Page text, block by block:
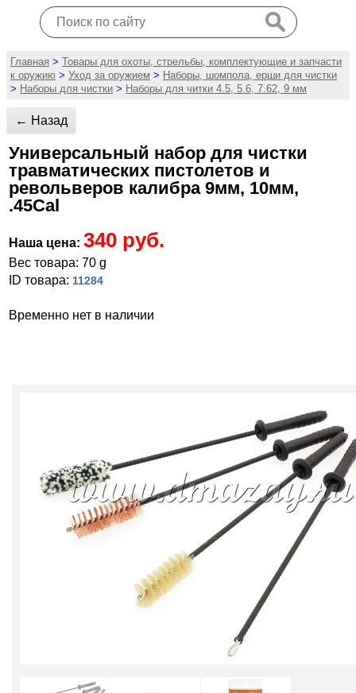
Главная > Товары для охоты, стрельбы, комплектующие и запчасти
к оружию > Уход за оружием > Наборы, шомпола, ерши для чистки
> Наборы для чистки > Наборы для читки 4.5, 5.6, 7.62, 9 мм
← Назад
Универсальный набор для чистки
травматических пистолетов и
револьверов калибра 9мм, 10мм,
.45Cal
Наша цена: 340 руб.
Вес товара: 70 g
ID товара: 11284
Временно нет в наличии